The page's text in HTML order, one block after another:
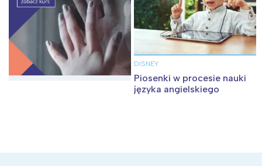
DISNEY
Piosenki w procesie nauki
języka angielskiego